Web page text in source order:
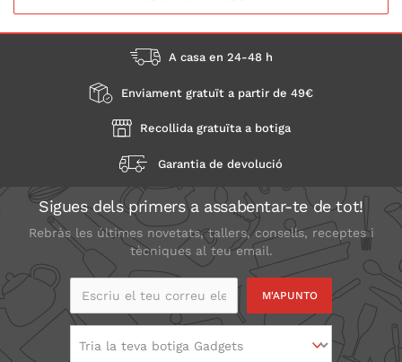
A casa en 24-48 h
Enviament gratuït a partir de 49€
Recollida gratuïta a botiga
Garantia de devolució
Sigues dels primers a assabentar-te de tot!
Rebràs les últimes novetats, tallers, consells, receptes i
tècniques al teu email.
Escriu el teu correu
Tria la teva botiga Gadgets